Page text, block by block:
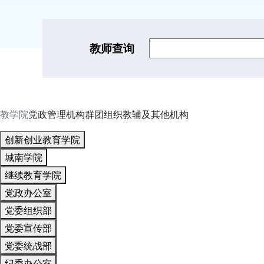
教师查询
教学院党政管理机构群团组织教辅及其他机构
创新创业教育学院
城南学院
继续教育学院
党政办公室
党委组织部
党委宣传部
党委统战部